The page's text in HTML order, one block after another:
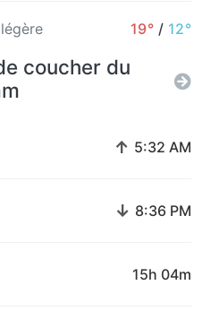
19° / 12°
coucher du
↑ 5:32 AM
↓ 8:36 PM
15h 04m